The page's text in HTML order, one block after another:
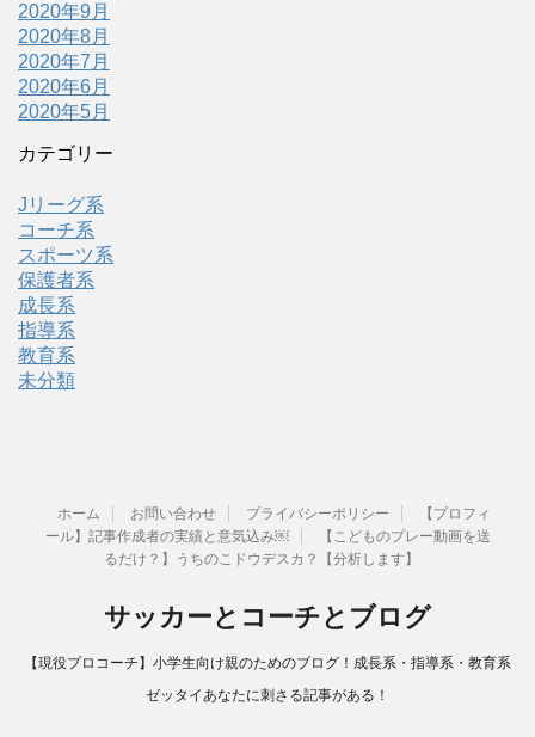
2020年9月
2020年8月
2020年7月
2020年6月
2020年5月
カテゴリー
Jリーグ系
コーチ系
スポーツ系
保護者系
成長系
指導系
教育系
未分類
ホーム お問い合わせ プライバシーポリシー
【プロフィ
ール】記事作成者の実績と意気込み￼
【こどものプレー動画を送
るだけ？】うちのこドウデスカ？【分析します】
サッカーとコーチとブログ
【現役プロコーチ】小学生向け親のためのブログ！成長系・指導系・教育系
ゼッタイあなたに刺さる記事がある！